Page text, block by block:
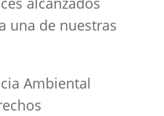
una de nuestras
Ambiental